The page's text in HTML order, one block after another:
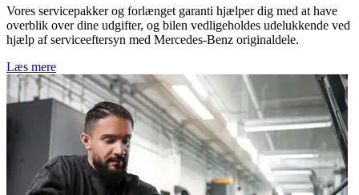
Vores servicepakker og forlænget garanti hjælper dig med at have
overblik over dine udgifter, og bilen vedligeholdes udelukkende ved
hjælp af serviceeftersyn med Mercedes-Benz originaldele.
Læs mere